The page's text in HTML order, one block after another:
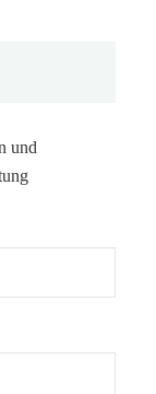
und